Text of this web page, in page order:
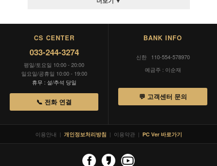
CS CENTER
033-244-3274
평일/토요일 10:00 - 20:00
일요일/공휴일 10:00 - 19:00
휴무 : 설/추석 당일
📞 전화 연결
BANK INFO
신한 110-554-578970
예금주 : 이순재
💬 고객센터 문의
이용안내 | 개인정보처리방침 | 이용약관 | PC Ver 바로가기